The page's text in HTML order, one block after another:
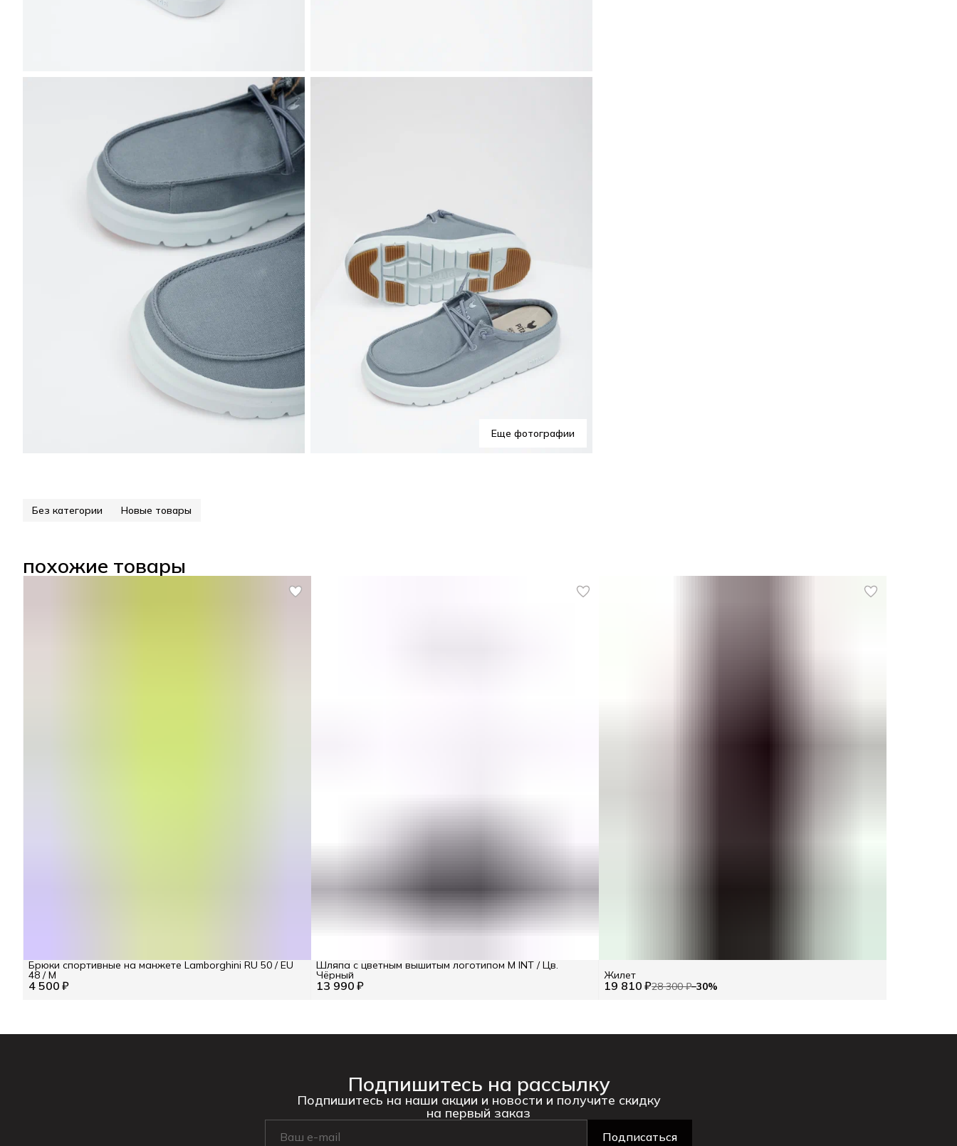
Еще фотографии
Без категории Новые товары
похожие товары
4 500 ₽
Брюки спортивные на манжете Lamborghini RU 50 / EU
48 / M
13 990 ₽
Шляпа с цветным вышитым логотипом M INT / Цв.
Чёрный
19 810 ₽28 300 ₽−30%
Жилет
Подпишитесь на рассылку
Подпишитесь на наши акции и новости и получите скидку
на первый заказ
Подписаться